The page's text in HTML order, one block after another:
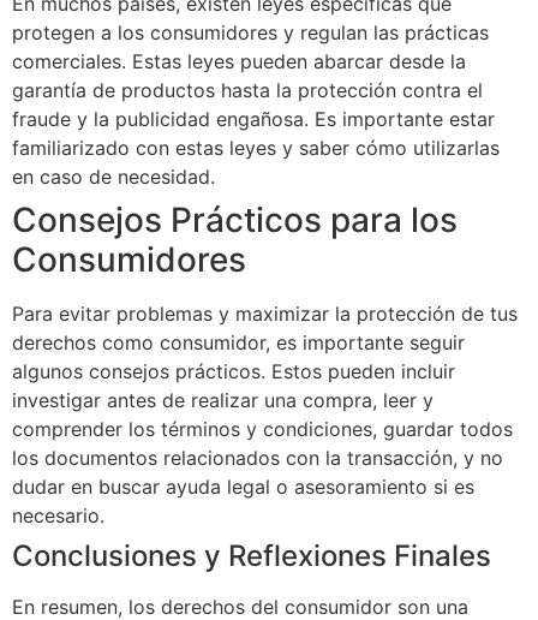
protegen a los consumidores y regulan las prácticas
comerciales. Estas leyes pueden abarcar desde la
garantía de productos hasta la protección contra el
fraude y la publicidad engañosa. Es importante estar
familiarizado con estas leyes y saber cómo utilizarlas
en caso de necesidad.
Consejos Prácticos para los
Consumidores
Para evitar problemas y maximizar la protección de tus
derechos como consumidor, es importante seguir
algunos consejos prácticos. Estos pueden incluir
investigar antes de realizar una compra, leer y
comprender los términos y condiciones, guardar todos
los documentos relacionados con la transacción, y no
dudar en buscar ayuda legal o asesoramiento si es
necesario.
Conclusiones y Reflexiones Finales
En resumen, los derechos del consumidor son una